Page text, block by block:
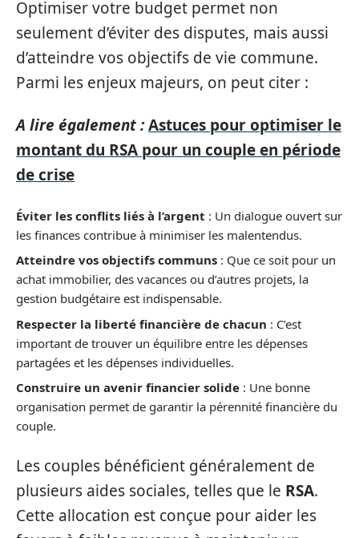
Optimiser votre budget permet non
seulement d’éviter des disputes, mais aussi
d’atteindre vos objectifs de vie commune.
Parmi les enjeux majeurs, on peut citer :
A lire également :Astuces pour optimiser le
montant du RSA pour un couple en période
de crise
Éviter les conflits liés à l’argent : Un dialogue ouvert sur
les finances contribue à minimiser les malentendus.
Atteindre vos objectifs communs : Que ce soit pour un
achat immobilier, des vacances ou d’autres projets, la
gestion budgétaire est indispensable.
Respecter la liberté financière de chacun : C’est
important de trouver un équilibre entre les dépenses
partagées et les dépenses individuelles.
Construire un avenir financier solide : Une bonne
organisation permet de garantir la pérennité financière du
couple.
Les couples bénéficient généralement de
plusieurs aides sociales, telles que le RSA.
Cette allocation est conçue pour aider les